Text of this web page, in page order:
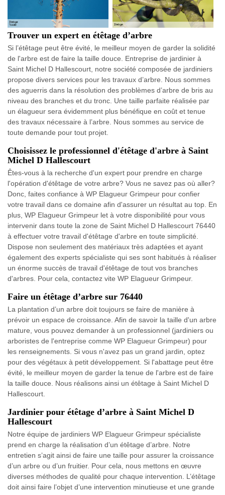
Trouver un expert en étêtage d’arbre
Si l’étêtage peut être évité, le meilleur moyen de garder la solidité
de l'arbre est de faire la taille douce. Entreprise de jardinier à
Saint Michel D Hallescourt, notre société composée de jardiniers
propose divers services pour les travaux d’arbre. Nous sommes
des aguerris dans la résolution des problèmes d’arbre de bris au
niveau des branches et du tronc. Une taille parfaite réalisée par
un élagueur sera évidemment plus bénéfique en coût et tenue
des travaux nécessaire à l’arbre. Nous sommes au service de
toute demande pour tout projet.
Choisissez le professionnel d'étêtage d'arbre à Saint
Michel D Hallescourt
Êtes-vous à la recherche d'un expert pour prendre en charge
l'opération d'étêtage de votre arbre? Vous ne savez pas où aller?
Donc, faites confiance à WP Elagueur Grimpeur pour confier
votre travail dans ce domaine afin d'assurer un résultat au top. En
plus, WP Elagueur Grimpeur let à votre disponibilité pour vous
intervenir dans toute la zone de Saint Michel D Hallescourt 76440
à effectuer votre travail d'étêtage d'arbre en toute simplicité.
Dispose non seulement des matériaux très adaptées et ayant
également des experts spécialiste qui ses sont habitués à réaliser
un énorme succès de travail d'étêtage de tout vos branches
d'arbres. Pour cela, contactez vite WP Elagueur Grimpeur.
Faire un étêtage d’arbre sur 76440
La plantation d’un arbre doit toujours se faire de manière à
prévoir un espace de croissance. Afin de savoir la taille d'un arbre
mature, vous pouvez demander à un professionnel (jardiniers ou
arboristes de l'entreprise comme WP Elagueur Grimpeur) pour
les renseignements. Si vous n'avez pas un grand jardin, optez
pour des végétaux à petit développement. Si l'abattage peut être
évité, le meilleur moyen de garder la tenue de l'arbre est de faire
la taille douce. Nous réalisons ainsi un étêtage à Saint Michel D
Hallescourt.
Jardinier pour étêtage d’arbre à Saint Michel D
Hallescourt
Notre équipe de jardiniers WP Elagueur Grimpeur spécialiste
prend en charge la réalisation d’un étêtage d’arbre. Notre
entretien s’agit ainsi de faire une taille pour assurer la croissance
d’un arbre ou d’un fruitier. Pour cela, nous mettons en œuvre
diverses méthodes de qualité pour chaque intervention. L’étêtage
doit ainsi faire l’objet d’une intervention minutieuse et une grande